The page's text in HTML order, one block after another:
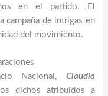
en el partido. El
campaña de intrigas en
del movimiento.
Nacional, Claudia
dichos atribuidos a